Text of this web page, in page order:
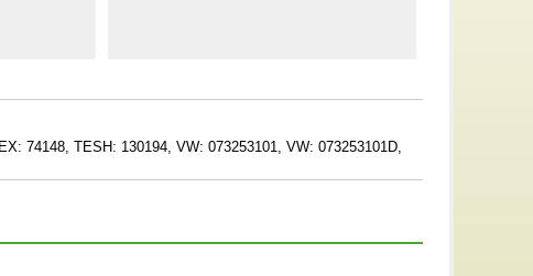
74148, TESH: 130194, VW: 073253101, VW: 073253101D,